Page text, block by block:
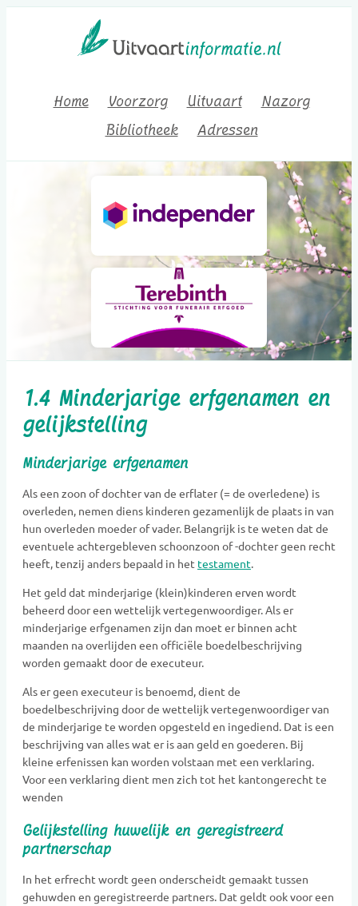
Home Voorzorg Uitvaart
Nazorg
Bibliotheek
Adressen
1.4 Minderjarige erfgenamen en
gelijkstelling
Minderjarige erfgenamen
Als een zoon of dochter van de erflater (= de overledene) is
overleden, nemen diens kinderen gezamenlijk de plaats in van
hun overleden moeder of vader. Belangrijk is te weten dat de
eventuele achtergebleven schoonzoon of -dochter geen recht
heeft, tenzij anders bepaald in het testament.
Het geld dat minderjarige (klein)kinderen erven wordt
beheerd door een wettelijk vertegenwoordiger. Als er
minderjarige erfgenamen zijn dan moet er binnen acht
maanden na overlijden een officiële boedelbeschrijving
worden gemaakt door de executeur.
Als er geen executeur is benoemd, dient de
boedelbeschrijving door de wettelijk vertegenwoordiger van
de minderjarige te worden opgesteld en ingediend. Dat is een
beschrijving van alles wat er is aan geld en goederen. Bij
kleine erfenissen kan worden volstaan met een verklaring.
Voor een verklaring dient men zich tot het kantongerecht te
wenden
Gelijkstelling huwelijk en geregistreerd
partnerschap
In het erfrecht wordt geen onderscheidt gemaakt tussen
gehuwden en geregistreerde partners. Dat geldt ook voor een